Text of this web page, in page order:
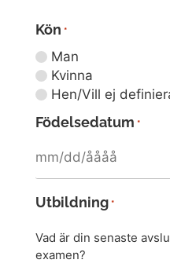
Kön *
Man
Kvinna
Hen/Vill ej
Födelsedatum *
Utbildning *
Vad är din senaste
examen?